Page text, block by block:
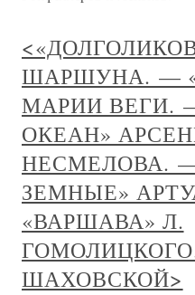
ШАРШУНА. —
МАРИИ ВЕГИ.
ОКЕАН»
НЕСМЕЛОВА.
ЗЕМНЫЕ»
«ВАРШАВА» Л.
ШАХОВСКОЙ>